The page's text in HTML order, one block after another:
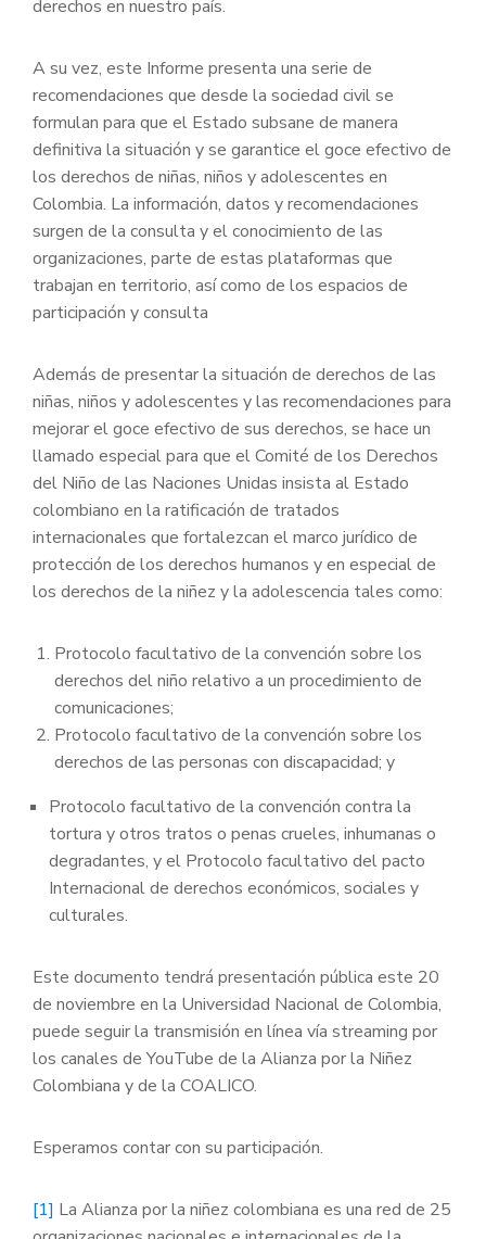
derechos en nuestro país.
A su vez, este Informe presenta una serie de
recomendaciones que desde la sociedad civil se
formulan para que el Estado subsane de manera
definitiva la situación y se garantice el goce efectivo de
los derechos de niñas, niños y adolescentes en
Colombia. La información, datos y recomendaciones
surgen de la consulta y el conocimiento de las
organizaciones, parte de estas plataformas que
trabajan en territorio, así como de los espacios de
participación y consulta
Además de presentar la situación de derechos de las
niñas, niños y adolescentes y las recomendaciones para
mejorar el goce efectivo de sus derechos, se hace un
llamado especial para que el Comité de los Derechos
del Niño de las Naciones Unidas insista al Estado
colombiano en la ratificación de tratados
internacionales que fortalezcan el marco jurídico de
protección de los derechos humanos y en especial de
los derechos de la niñez y la adolescencia tales como:
Protocolo facultativo de la convención sobre los
derechos del niño relativo a un procedimiento de
comunicaciones;
Protocolo facultativo de la convención sobre los
derechos de las personas con discapacidad; y
Protocolo facultativo de la convención contra la
tortura y otros tratos o penas crueles, inhumanas o
degradantes, y el Protocolo facultativo del pacto
Internacional de derechos económicos, sociales y
culturales.
Este documento tendrá presentación pública este 20
de noviembre en la Universidad Nacional de Colombia,
puede seguir la transmisión en línea vía streaming por
los canales de YouTube de la Alianza por la Niñez
Colombiana y de la COALICO.
Esperamos contar con su participación.
[1] La Alianza por la niñez colombiana es una red de 25